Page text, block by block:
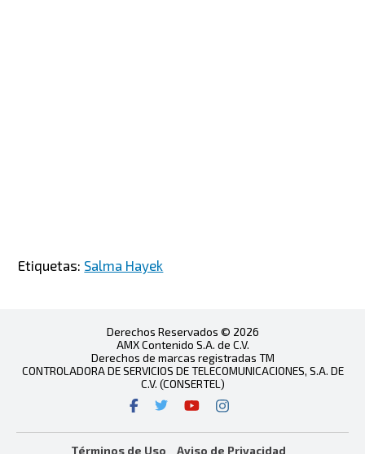
Etiquetas: Salma Hayek
Derechos Reservados © 2026
AMX Contenido S.A. de C.V.
Derechos de marcas registradas TM
CONTROLADORA DE SERVICIOS DE TELECOMUNICACIONES, S.A. DE
C.V. (CONSERTEL)
Términos de Uso Aviso de Privacidad